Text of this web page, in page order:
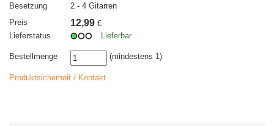
Besetzung
2 - 4 Gitarren
Preis
12,99 €
Lieferstatus
Lieferbar
Bestellmenge (mindestens 1)
Produktsicherheit / Kontakt